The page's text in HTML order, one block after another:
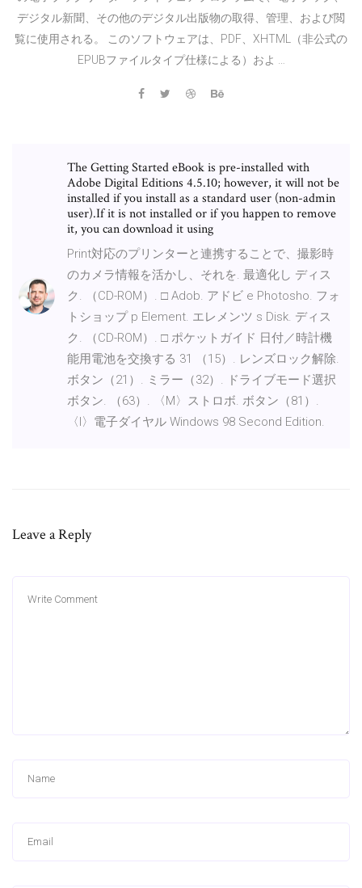
デジタル新聞、その他のデジタル出版物の取得、管理、および閲
覧に使用される。 このソフトウェアは、PDF、XHTML（非公式の
EPUBファイルタイプ仕様による）およ …
The Getting Started eBook is pre-installed with
Adobe Digital Editions 4.5.10; however, it will not be
installed if you install as a standard user (non-admin
user).If it is not installed or if you happen to remove
it, you can download it using
Print対応のプリンターと連携することで、撮影時
のカメラ情報を活かし、それを. 最適化し ディス
ク. （CD-ROM）. □ Adob. アドビ e Photosho. フォ
トショップ p Element. エレメンツ s Disk. ディス
ク. （CD-ROM）. □ ポケットガイド 日付／時計機
能用電池を交換する 31 （15）. レンズロック解除.
ボタン（21）. ミラー（32）. ドライブモード選択
ボタン. （63）. 〈M〉ストロボ. ボタン（81）.
〈l〉電子ダイヤル Windows 98 Second Edition.
Leave a Reply